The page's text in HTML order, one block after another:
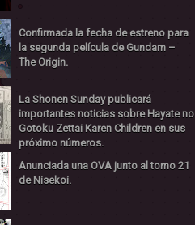
Confirmada la fecha de estreno para
la segunda película de Gundam –
The Origin.
La Shonen Sunday publicará
importantes noticias sobre Hayate no
Gotoku Zettai Karen Children en sus
próximo números.
Anunciada una OVA junto al tomo 21
de Nisekoi.